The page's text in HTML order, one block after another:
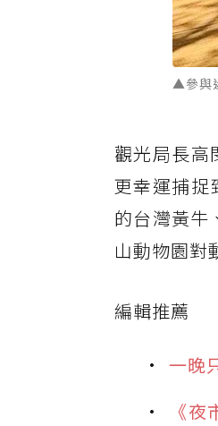
▲參與
觀光局長高
更幸運捕捉
的台灣黃牛
山動物園對
編輯推薦
一晚
《